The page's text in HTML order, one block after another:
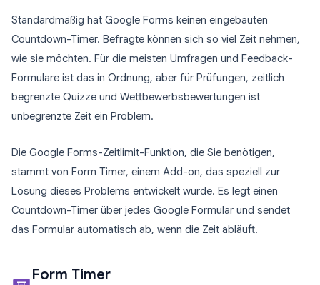
Standardmäßig hat Google Forms keinen eingebauten
Countdown-Timer. Befragte können sich so viel Zeit nehmen,
wie sie möchten. Für die meisten Umfragen und Feedback-
Formulare ist das in Ordnung, aber für Prüfungen, zeitlich
begrenzte Quizze und Wettbewerbsbewertungen ist
unbegrenzte Zeit ein Problem.
Die Google Forms-Zeitlimit-Funktion, die Sie benötigen,
stammt von Form Timer, einem Add-on, das speziell zur
Lösung dieses Problems entwickelt wurde. Es legt einen
Countdown-Timer über jedes Google Formular und sendet
das Formular automatisch ab, wenn die Zeit abläuft.
Form Timer